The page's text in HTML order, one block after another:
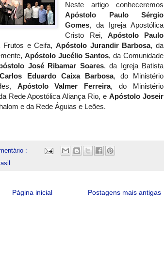
Neste artigo conheceremos
Apóstolo Paulo Sérgio
Gomes, da Igreja Apostólica
Cristo Rei, Apóstolo Paulo
Frutos e Ceifa,Apóstolo Jurandir Barbosa, da
Apóstolo Jucélio Santos, da Comunidade
José Ribamar Soares, da Igreja Batista
Eduardo Caixa Barbosa, do Ministério
Apóstolo Valmer Ferreira, do Ministério
Rede Apostólica Aliança Rio, eApóstolo Joseir
e da Rede Águias e Leões.
:
Postagens mais antigas
Página inicial